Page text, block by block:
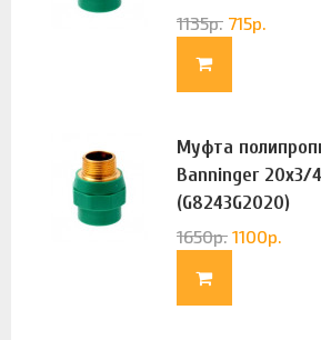
1135р. 715р.
Муфта
Banninger 20х3/
(G8243G2020)
1650р. 1100р.